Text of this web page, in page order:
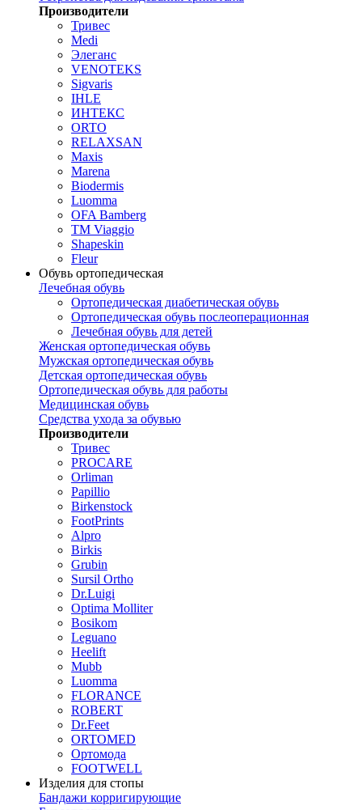
Производители
Тривес
Medi
Элеганс
VENOTEKS
Sigvaris
IHLE
ИНТЕКС
ORTO
RELAXSAN
Maxis
Marena
Biodermis
Luomma
OFA Bamberg
TM Viaggio
Shapeskin
Fleur
Обувь ортопедическая
Лечебная обувь
Ортопедическая диабетическая обувь
Ортопедическая обувь послеоперационная
Лечебная обувь для детей
Женская ортопедическая обувь
Мужская ортопедическая обувь
Детская ортопедическая обувь
Ортопедическая обувь для работы
Медицинская обувь
Средства ухода за обувью
Производители
Тривес
PROCARE
Orliman
Papillio
Birkenstock
FootPrints
Alpro
Birkis
Grubin
Sursil Ortho
Dr.Luigi
Optima Molliter
Bosikom
Leguano
Heelift
Mubb
Luomma
FLORANCE
ROBERT
Dr.Feet
ORTOMED
Ортомода
FOOTWELL
Изделия для стопы
Бандажи корригирующие